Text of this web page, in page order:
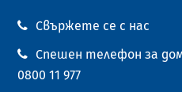
Свържете се с нас
Спешен телефон за
0800 11 977